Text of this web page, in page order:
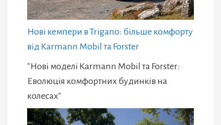
Нові кемпери в Trigano: більше комфорту
від Karmann Mobil та Forster
"Нові моделі Karmann Mobil та Forster:
Еволюція комфортних будинків на
колесах"